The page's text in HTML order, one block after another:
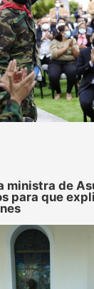
ministra de
para que